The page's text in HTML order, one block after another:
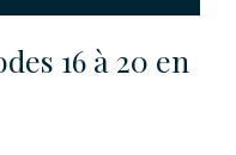
16 à 20 en